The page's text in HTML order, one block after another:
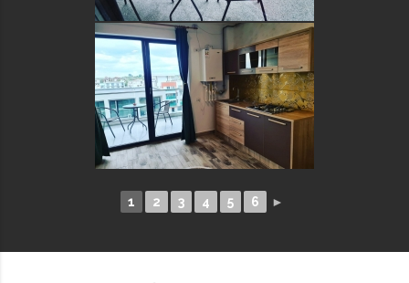
1 2 3 4 5 6 ►